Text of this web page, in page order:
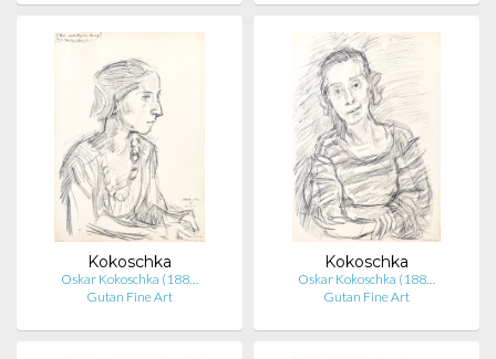
Kokoschka
Oskar Kokoschka (188…
Gutan Fine Art
Kokoschka
Oskar Kokoschka (188…
Gutan Fine Art